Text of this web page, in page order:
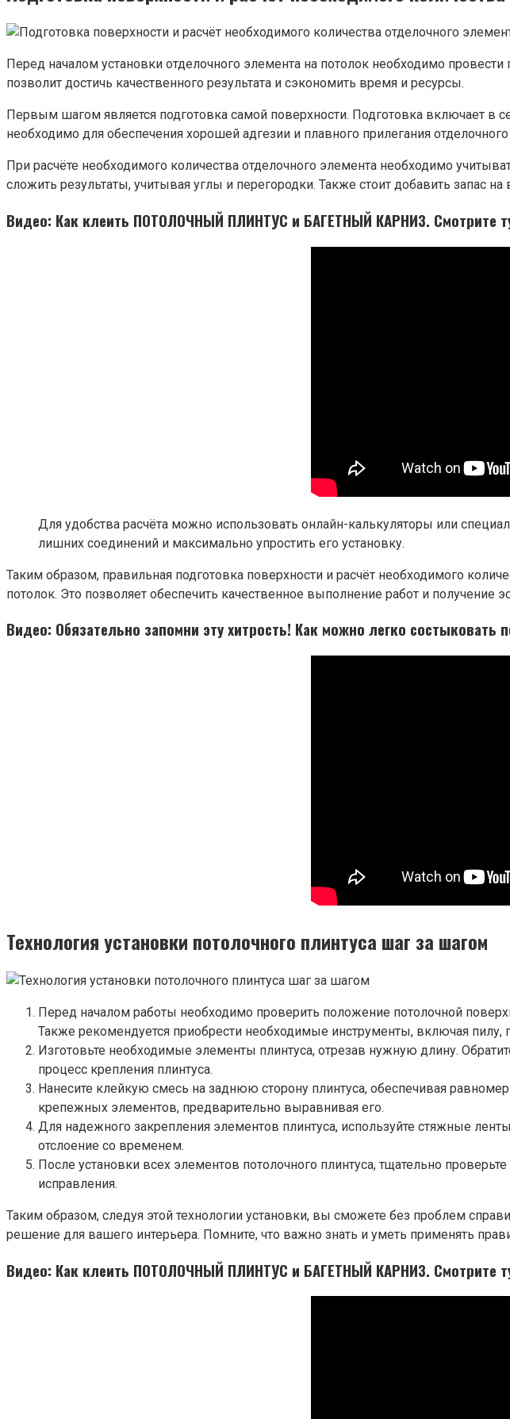
Перед началом установки отделочного элемента на потолок необходимо
позволит достичь качественного результата и сэкономить время и ресурсы.
Первым шагом является подготовка самой поверхности. Подготовка включает в
необходимо для обеспечения хорошей адгезии и плавного прилегания
При расчёте необходимого количества отделочного элемента необходимо
сложить результаты, учитывая углы и перегородки. Также стоит добавить запас
Видео: Как клеить ПОТОЛОЧНЫЙ ПЛИНТУС и БАГЕТНЫЙ КАРНИЗ. Смотрите
Для удобства расчёта можно использовать онлайн-калькуляторы или
лишних соединений и максимально упростить его установку.
Таким образом, правильная подготовка поверхности и расчёт необходимого
потолок. Это позволяет обеспечить качественное выполнение работ и получение
Видео: Обязательно запомни эту хитрость! Как можно легко состыковать
Технология установки потолочного плинтуса шаг за шагом
Перед началом работы необходимо проверить положение потолочной
Также рекомендуется приобрести необходимые инструменты, включая пилу,
Изготовьте необходимые элементы плинтуса, отрезав нужную длину.
процесс крепления плинтуса.
Нанесите клейкую смесь на заднюю сторону плинтуса, обеспечивая
крепежных элементов, предварительно выравнивая его.
Для надежного закрепления элементов плинтуса, используйте стяжные
отслоение со временем.
После установки всех элементов потолочного плинтуса, тщательно
исправления.
Таким образом, следуя этой технологии установки, вы сможете без проблем
решение для вашего интерьера. Помните, что важно знать и уметь применять
Видео: Как клеить ПОТОЛОЧНЫЙ ПЛИНТУС и БАГЕТНЫЙ КАРНИЗ. Смотрите